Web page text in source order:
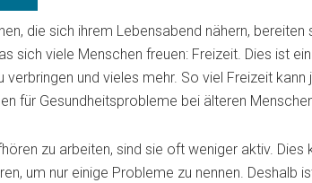
die sich ihrem Lebensabend nähern, bereiten
sich viele Menschen freuen: Freizeit. Dies ist
verbringen und vieles mehr. So viel Freizeit
für Gesundheitsprobleme bei älteren
zu arbeiten, sind sie oft weniger aktiv.
um nur einige Probleme zu nennen. Deshalb